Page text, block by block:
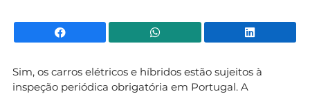
Facebook WhatsApp
Sim, os carros elétricos e híbridos estão sujeitos à
inspeção periódica obrigatória em Portugal. A